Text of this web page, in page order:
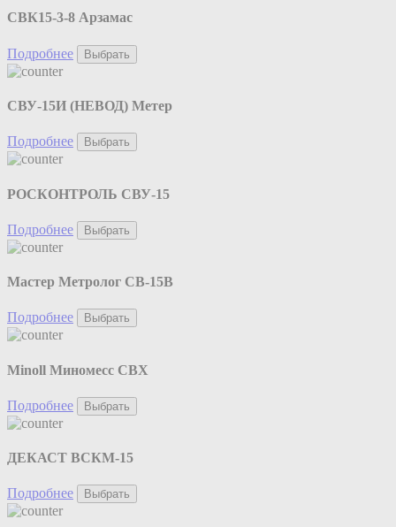
СВК15-3-8 Арзамас
Подробнее Выбрать
СВУ-15И (НЕВОД) Метер
Подробнее Выбрать
РОСКОНТРОЛЬ СВУ-15
Подробнее Выбрать
Мастер Метролог СВ-15В
Подробнее Выбрать
Minoll Миномесс СВХ
Подробнее Выбрать
ДЕКАСТ ВСКМ-15
Подробнее Выбрать